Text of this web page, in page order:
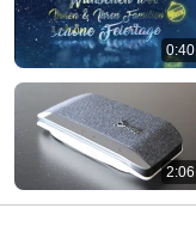
0:40
2:06